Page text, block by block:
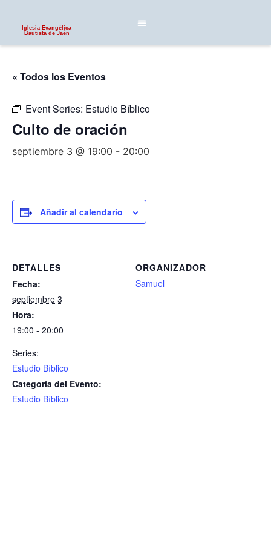
Iglesia Evangélica
Bautista de Jaén
« Todos los Eventos
Event Series: Estudio Bíblico
Culto de oración
septiembre 3 @ 19:00 - 20:00
Añadir al calendario
DETALLES
Fecha:
septiembre 3
Hora:
19:00 - 20:00
Series:
Estudio Bíblico
Categoría del Evento:
Estudio Bíblico
ORGANIZADOR
Samuel